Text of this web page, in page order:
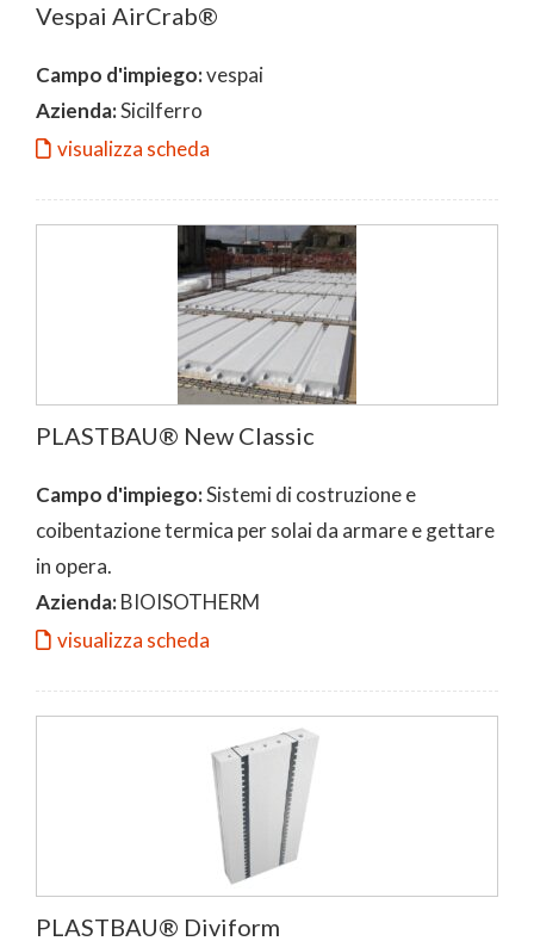
Vespai AirCrab®
Campo d'impiego:vespai
Azienda:Sicilferro
visualizza scheda
PLASTBAU® New Classic
Campo d'impiego:Sistemi di costruzione e
coibentazione termica per solai da armare e gettare
in opera.
Azienda:BIOISOTHERM
visualizza scheda
PLASTBAU® Diviform